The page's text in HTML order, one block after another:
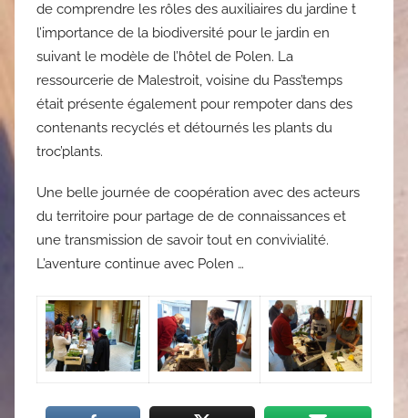
de comprendre les rôles des auxiliaires du jardine t
l’importance de la biodiversité pour le jardin en
suivant le modèle de l’hôtel de Polen. La
ressourcerie de Malestroit, voisine du Pass’temps
était présente également pour rempoter dans des
contenants recyclés et détournés les plants du
troc’plants.
Une belle journée de coopération avec des acteurs
du territoire pour partage de de connaissances et
une transmission de savoir tout en convivialité.
L’aventure continue avec Polen …